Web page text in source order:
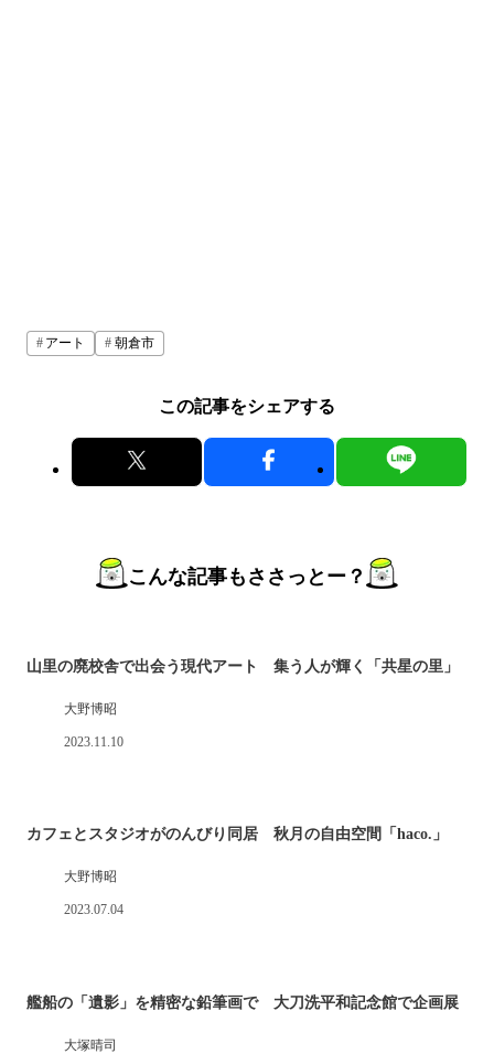
アート 朝倉市
この記事をシェアする
こんな記事もささっとー？
山里の廃校舎で出会う現代アート 集う人が輝く「共星の里」
大野博昭
2023.11.10
カフェとスタジオがのんびり同居 秋月の自由空間「haco.」
大野博昭
2023.07.04
艦船の「遺影」を精密な鉛筆画で 大刀洗平和記念館で企画展
大塚晴司